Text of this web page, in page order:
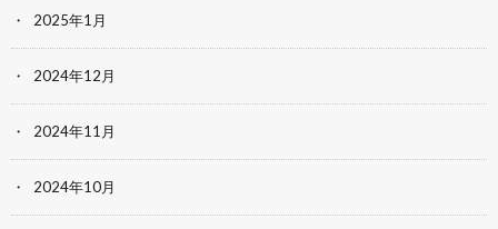
2025年1月
2024年12月
2024年11月
2024年10月